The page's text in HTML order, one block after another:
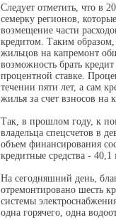
Следует отметить, что в
семерку регионов,
возмещение части
кредитом. Таким
жильцов на капремонт
возможность брать
процентной ставке.
течении пяти лет, а сам
жилья за счет взносов на
Так, в прошлом году, к
владельца спецсчетов в
объем финансирования
кредитные средства -
На сегодняшний день,
отремонтировано шесть
системы
одна горячего, одна